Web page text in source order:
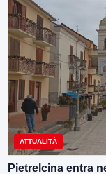
ATTUALITÀ
Pietrelcina entra